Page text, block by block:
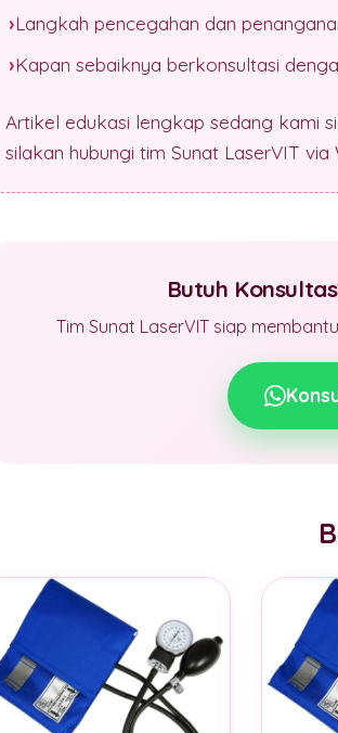
Langkah pencegahan dan
Kapan sebaiknya berkonsultasi
Artikel edukasi lengkap sedang kami
silakan hubungi tim Sunat LaserVIT via
Butuh
Tim Sunat LaserVIT siap